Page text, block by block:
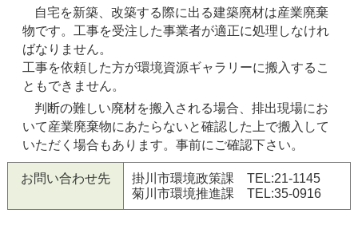
自宅を新築、改築する際に出る建築廃材は産業廃棄
物です。工事を受注した事業者が適正に処理しなけれ
ばなりません。
工事を依頼した方が環境資源ギャラリーに搬入するこ
ともできません。
判断の難しい廃材を搬入される場合、排出現場にお
いて産業廃棄物にあたらないと確認した上で搬入して
いただく場合もあります。事前にご確認下さい。
お問い合わせ先
掛川市環境政策課 TEL:21-1145
菊川市環境推進課 TEL:35-0916